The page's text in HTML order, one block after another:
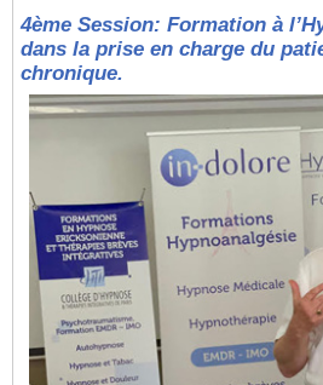
4ème Session: Formation à
dans la prise en charge du
chronique.